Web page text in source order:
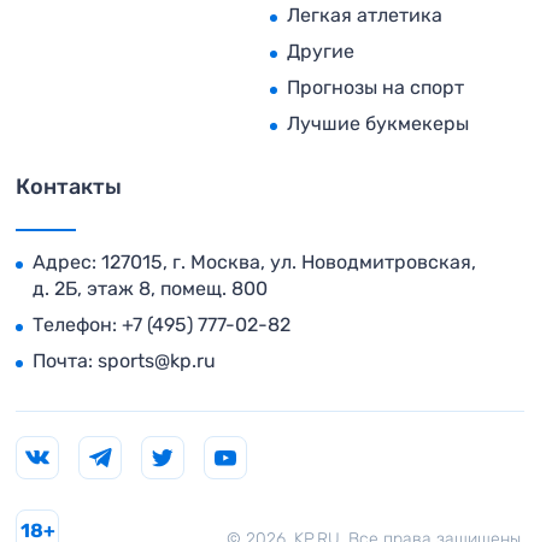
Легкая атлетика
Другие
Прогнозы на спорт
Лучшие букмекеры
Контакты
Адрес: 127015, г. Москва, ул. Новодмитровская,
д. 2Б, этаж 8, помещ. 800
Телефон: +7 (495) 777-02-82
Почта: sports@kp.ru
18+